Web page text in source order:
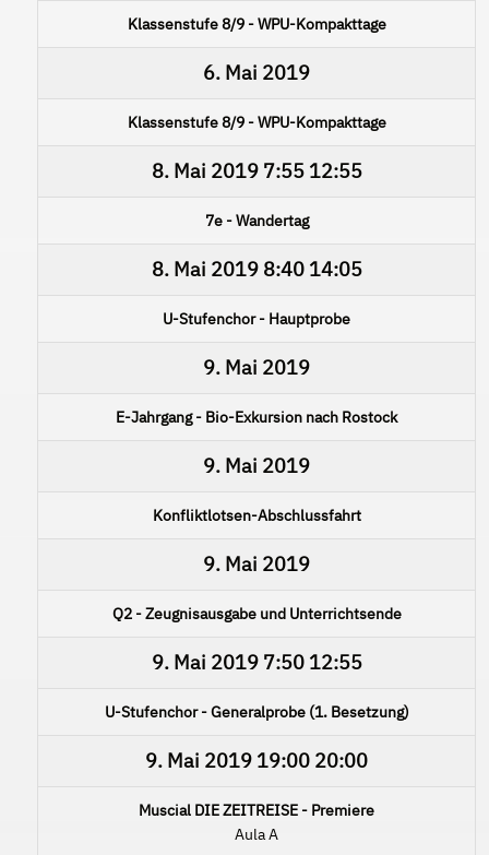
Klassenstufe 8/9 - WPU-Kompakttage
6. Mai 2019
Klassenstufe 8/9 - WPU-Kompakttage
8. Mai 20197:55 12:55
7e - Wandertag
8. Mai 20198:40 14:05
U-Stufenchor - Hauptprobe
9. Mai 2019
E-Jahrgang - Bio-Exkursion nach Rostock
9. Mai 2019
Konfliktlotsen-Abschlussfahrt
9. Mai 2019
Q2 - Zeugnisausgabe und Unterrichtsende
9. Mai 20197:50 12:55
U-Stufenchor - Generalprobe (1. Besetzung)
9. Mai 2019 19:00 20:00
Muscial DIE ZEITREISE - Premiere
Aula A